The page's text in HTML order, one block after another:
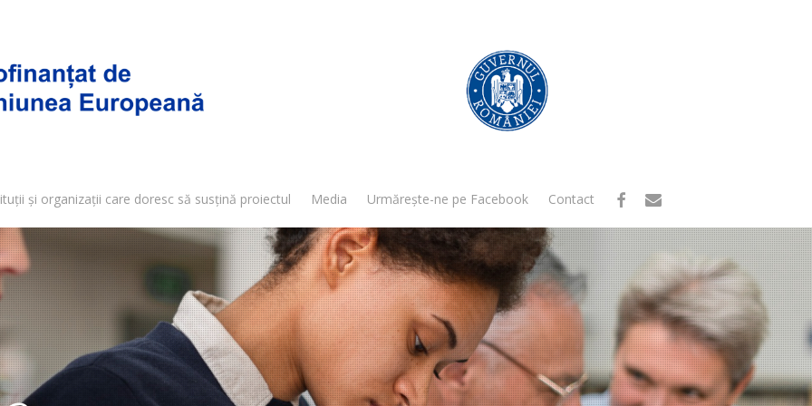
și organizații care doresc să susțină proiectul Media Urmărește-ne pe Facebook Contact facebook
email